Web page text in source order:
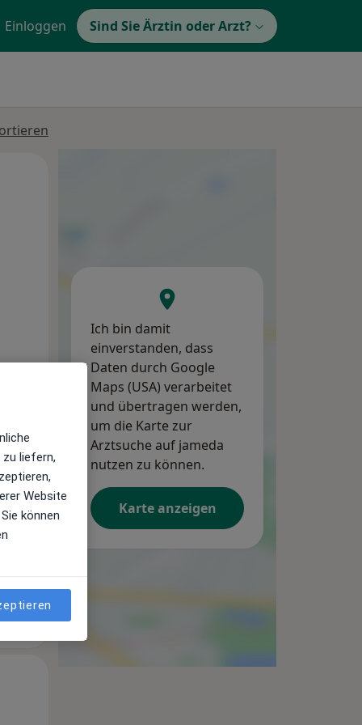
Einloggen Sind Sie Ärztin oder Arzt?
Di,
11 Aug
Mi,
12 Aug
Ich bin damit
einverstanden, dass
Daten durch Google
Maps (USA) verarbeitet
und übertragen werden,
um die Karte zur
Arztsuche auf jameda
nutzen zu können.
Karte anzeigen
liefern,
Website
können